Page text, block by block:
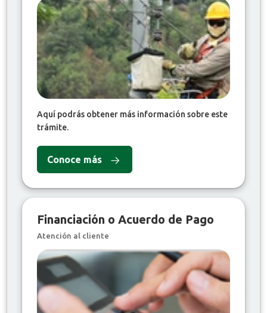
Aquí podrás obtener más información sobre este
trámite.
Conoce más
Financiación o Acuerdo de Pago
Atención al cliente